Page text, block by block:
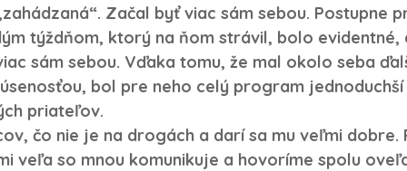
Začal byť viac sám sebou. Postupne
týždňom, ktorý na ňom strávil, bolo
sám sebou. Vďaka tomu, že mal okolo seba
bol pre neho celý program jednoduchší
priateľov.
čo nie je na drogách a darí sa mu veľmi
veľa so mnou komunikuje a hovoríme spolu